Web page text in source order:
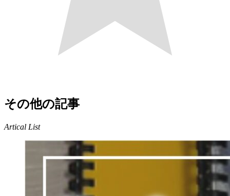
その他の記事
Artical List